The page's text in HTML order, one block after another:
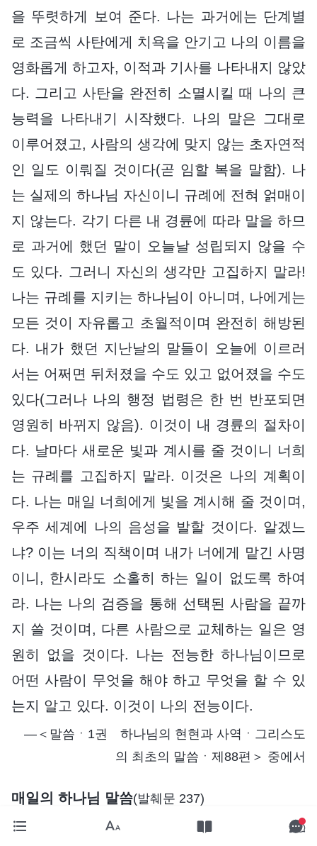
을 뚜렷하게 보여 준다. 나는 과거에는 단계별
로 조금씩 사탄에게 치욕을 안기고 나의 이름을
영화롭게 하고자, 이적과 기사를 나타내지 않았
다. 그리고 사탄을 완전히 소멸시킬 때 나의 큰
능력을 나타내기 시작했다. 나의 말은 그대로
이루어졌고, 사람의 생각에 맞지 않는 초자연적
인 일도 이뤄질 것이다(곧 임할 복을 말함). 나
는 실제의 하나님 자신이니 규례에 전혀 얽매이
지 않는다. 각기 다른 내 경륜에 따라 말을 하므
로 과거에 했던 말이 오늘날 성립되지 않을 수
도 있다. 그러니 자신의 생각만 고집하지 말라!
나는 규례를 지키는 하나님이 아니며, 나에게는
모든 것이 자유롭고 초월적이며 완전히 해방된
다. 내가 했던 지난날의 말들이 오늘에 이르러
서는 어쩌면 뒤처졌을 수도 있고 없어졌을 수도
있다(그러나 나의 행정 법령은 한 번 반포되면
영원히 바뀌지 않음). 이것이 내 경륜의 절차이
다. 날마다 새로운 빛과 계시를 줄 것이니 너희
는 규례를 고집하지 말라. 이것은 나의 계획이
다. 나는 매일 너희에게 빛을 계시해 줄 것이며,
우주 세계에 나의 음성을 발할 것이다. 알겠느
냐? 이는 너의 직책이며 내가 너에게 맡긴 사명
이니, 한시라도 소홀히 하는 일이 없도록 하여
라. 나는 나의 검증을 통해 선택된 사람을 끝까
지 쓸 것이며, 다른 사람으로 교체하는 일은 영
원히 없을 것이다. 나는 전능한 하나님이므로
어떤 사람이 무엇을 해야 하고 무엇을 할 수 있
는지 알고 있다. 이것이 나의 전능이다.
―＜말씀ㆍ1권 하나님의 현현과 사역ㆍ그리스도
의 최초의 말씀ㆍ제88편＞ 중에서
매일의 하나님 말씀(발췌문 237)
내가 하는 말 한 마디 한 마디에는 권병이 있